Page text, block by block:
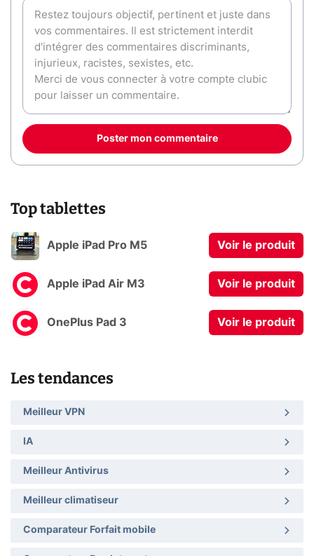
Poster mon commentaire
Top tablettes
Apple iPad Pro M5 Voir le produit
Apple iPad Air M3 Voir le produit
OnePlus Pad 3 Voir le produit
Les tendances
Meilleur VPN
IA
Meilleur Antivirus
Meilleur climatiseur
Comparateur Forfait mobile